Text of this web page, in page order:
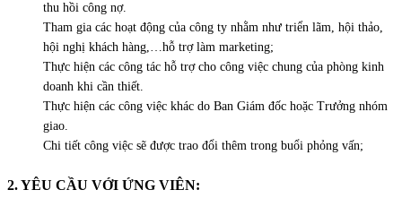
thu hồi công nợ.
Tham gia các hoạt động của công ty nhằm như triển lãm, hội thảo,
hội nghị khách hàng,…hỗ trợ làm marketing;
Thực hiện các công tác hỗ trợ cho công việc chung của phòng kinh
doanh khi cần thiết.
Thực hiện các công việc khác do Ban Giám đốc hoặc Trưởng nhóm
giao.
Chi tiết công việc sẽ được trao đổi thêm trong buổi phỏng vấn;
2. YÊU CẦU VỚI ỨNG VIÊN: